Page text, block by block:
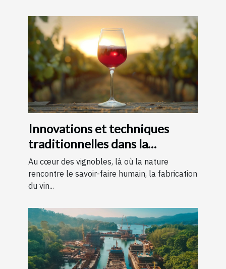
Innovations et techniques
traditionnelles dans la
fabrication du vin
Au cœur des vignobles, là où la nature
rencontre le savoir-faire humain, la fabrication
du vin...